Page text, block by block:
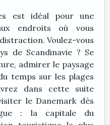
est idéal pour une
endroits où vous
Voulez-vous
de Scandinavie ? Se
admirer le paysage
temps sur les plages
dans cette suite
le Danemark dès
: la capitale du